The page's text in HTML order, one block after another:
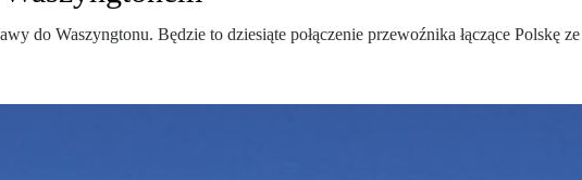
do Waszyngtonu. Będzie to dziesiąte połączenie przewoźnika łączące Polskę